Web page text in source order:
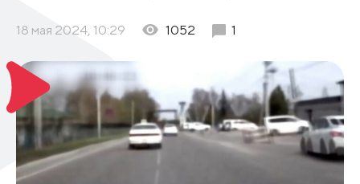
18 мая 2024, 10:29 1052 1